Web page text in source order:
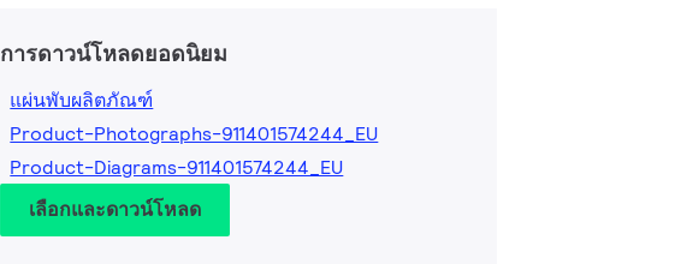
การดาวน์โหลดยอดนิยม
แผ่นพับผลิตภัณฑ์
Product-Photographs-911401574244_EU
Product-Diagrams-911401574244_EU
เลือกและดาวน์โหลด